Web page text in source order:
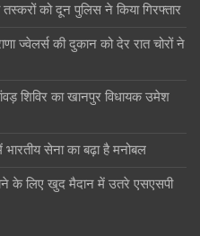
को दून पुलिस ने किया गिरफ्तार
ज्वेलर्स की दुकान को देर रात चोरों ने
शिविर का खानपुर विधायक उमेश
सेना का बढ़ा है मनोबल
के लिए खुद मैदान में उतरे एसएसपी